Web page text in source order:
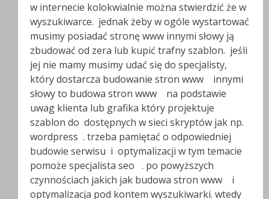
w internecie kolokwialnie można stwierdzić że w
wyszukiwarce. jednak żeby w ogóle wystartować
musimy posiadać stronę www innymi słowy ją
zbudować od zera lub kupić trafny szablon. jeśli
jej nie mamy musimy udać się do specjalisty,
który dostarcza budowanie stron www innymi
słowy to budowa stron www na podstawie
uwag klienta lub grafika który projektuje
szablon do dostępnych w sieci skryptów jak np.
wordpress . trzeba pamiętać o odpowiedniej
budowie serwisu i optymalizacji w tym temacie
pomoże specjalista seo . po powyższych
czynnościach jakich jak budowa stron www i
optymalizacja pod kontem wyszukiwarki. wtedy